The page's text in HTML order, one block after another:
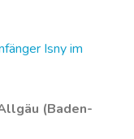
Isny im
(Baden-